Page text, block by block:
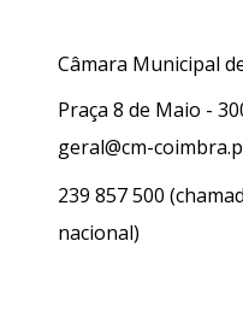
Câmara Municipal
Praça 8 de Maio -
geral@cm-
239 857 500
nacional)